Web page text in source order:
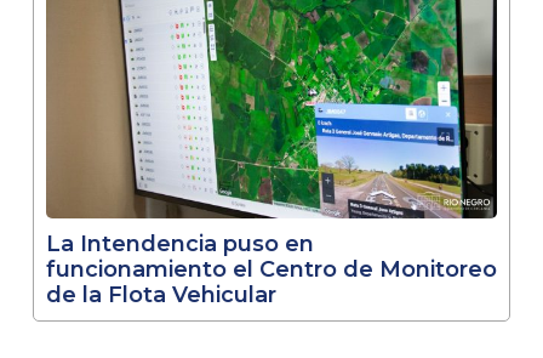
La Intendencia puso en
funcionamiento el Centro de Monitoreo
de la Flota Vehicular